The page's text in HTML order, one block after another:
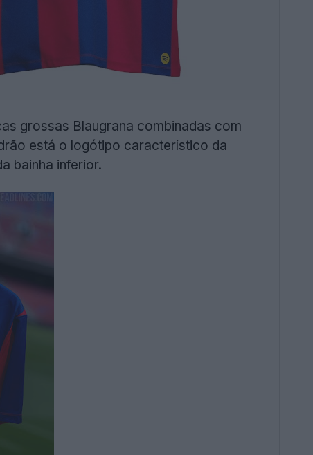
grossas Blaugrana combinadas com
está o logótipo característico da
bainha inferior.